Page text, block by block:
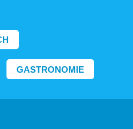
GASTRONOMIE